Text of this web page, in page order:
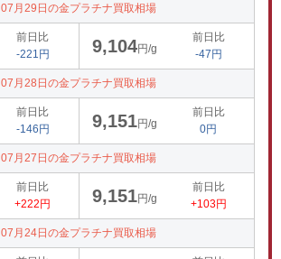
07月29日の金プラチナ買取相場
前日比
-221円
9,104円/g
前日比
-47円
07月28日の金プラチナ買取相場
前日比
-146円
9,151円/g
前日比
0円
07月27日の金プラチナ買取相場
前日比
+222円
9,151円/g
前日比
+103円
07月24日の金プラチナ買取相場